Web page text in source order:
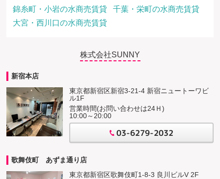
錦糸町・小岩の水商売賃貸
千葉・栄町の水商売賃貸
大宮・西川口の水商売賃貸
株式会社SUNNY
新宿本店
東京都新宿区新宿3-21-4 新宿ニュートーワビ
ル1F
営業時間(お問い合わせは24Ｈ)
10:00～20:00
03-6279-2032
歌舞伎町 あずま通り店
東京都新宿区歌舞伎町1-8-3 良川ビルV 2F